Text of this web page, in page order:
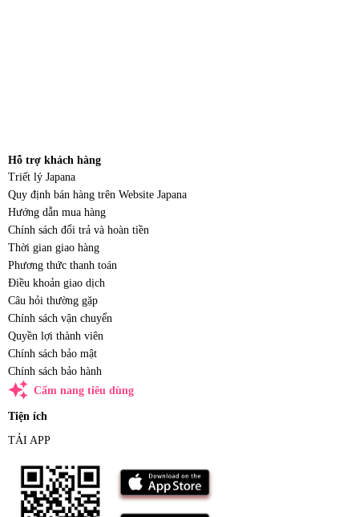
Hỗ trợ khách hàng
Triết lý Japana
Quy định bán hàng trên Website Japana
Hướng dẫn mua hàng
Chính sách đổi trả và hoàn tiền
Thời gian giao hàng
Phương thức thanh toán
Điều khoản giao dịch
Câu hỏi thường gặp
Chính sách vận chuyển
Quyền lợi thành viên
Chính sách bảo mật
Chính sách bảo hành
auto_awesome Cẩm nang tiêu dùng
Tiện ích
TẢI APP